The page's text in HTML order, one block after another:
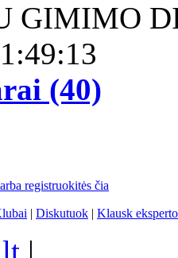
GIMIMO
(40)
registruokitės čia
| Diskutuok | Klausk eksperto